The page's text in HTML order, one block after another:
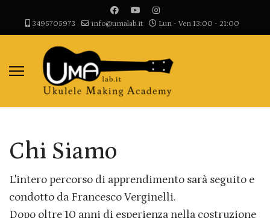
3495705973 info@umalab.it Lun - Ven 13:00 - 21:00
Chi Siamo
L'intero percorso di apprendimento sarà seguito e
condotto da Francesco Verginelli.
Dopo oltre 10 anni di esperienza nella costruzione